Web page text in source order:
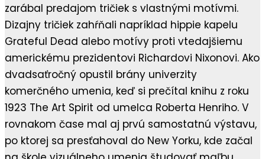
zarábal predajom tričiek s vlastnými motívmi.
Dizajny tričiek zahŕňali napríklad hippie kapelu
Grateful Dead alebo motívy proti vtedajšiemu
americkému prezidentovi Richardovi Nixonovi. Ako
dvadsaťročný opustil brány univerzity
komerčného umenia, keď si prečítal knihu z roku
1923 The Art Spirit od umelca Roberta Henriho. V
rovnakom čase mal aj prvú samostatnú výstavu,
po ktorej sa presťahoval do New Yorku, kde začal